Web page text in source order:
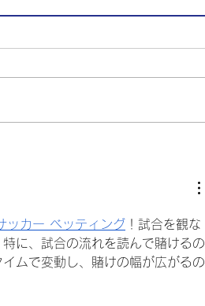
ッカー ベッティング ！試合を観な
に、試合の流れを読んで賭けるの
ムで変動し、賭けの幅が広がるの